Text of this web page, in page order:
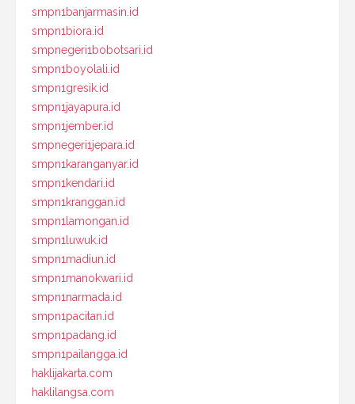
smpn1banjarmasin.id
smpn1biora.id
smpnegeri1bobotsari.id
smpn1boyolali.id
smpn1gresik.id
smpn1jayapura.id
smpn1jember.id
smpnegeri1jepara.id
smpn1karanganyar.id
smpn1kendari.id
smpn1kranggan.id
smpn1lamongan.id
smpn1luwuk.id
smpn1madiun.id
smpn1manokwari.id
smpn1narmada.id
smpn1pacitan.id
smpn1padang.id
smpn1pailangga.id
haklijakarta.com
haklilangsa.com